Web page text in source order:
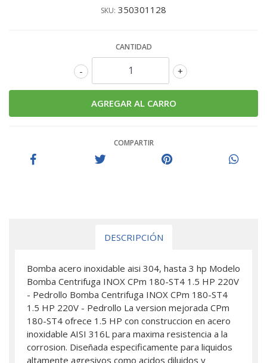
SKU: 350301128
CANTIDAD
+
-
COMPARTIR
DESCRIPCIÓN
Bomba acero inoxidable aisi 304, hasta 3 hp Modelo
Bomba Centrifuga INOX CPm 180-ST4 1.5 HP 220V
- Pedrollo Bomba Centrifuga INOX CPm 180-ST4
1.5 HP 220V - Pedrollo La version mejorada CPm
180-ST4 ofrece 1.5 HP con construccion en acero
inoxidable AISI 316L para maxima resistencia a la
corrosion. Diseñada especificamente para liquidos
altamente agresivos como acidos diluidos y